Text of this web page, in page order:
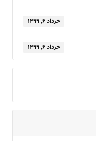
خرداد ۶, ۱۳۹۹
خرداد ۶, ۱۳۹۹